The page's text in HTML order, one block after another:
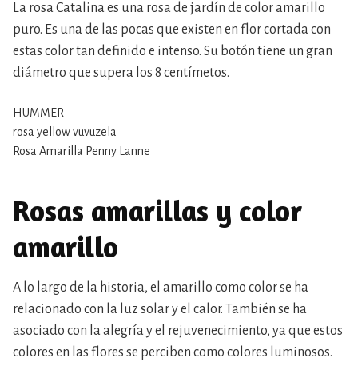
La rosa Catalina es una rosa de jardín de color amarillo
puro. Es una de las pocas que existen en flor cortada con
estas color tan definido e intenso. Su botón tiene un gran
diámetro que supera los 8 centímetos.
HUMMER
rosa yellow vuvuzela
Rosa Amarilla Penny Lanne
Rosas amarillas y color
amarillo
A lo largo de la historia, el amarillo como color se ha
relacionado con la luz solar y el calor. También se ha
asociado con la alegría y el rejuvenecimiento, ya que estos
colores en las flores se perciben como colores luminosos.